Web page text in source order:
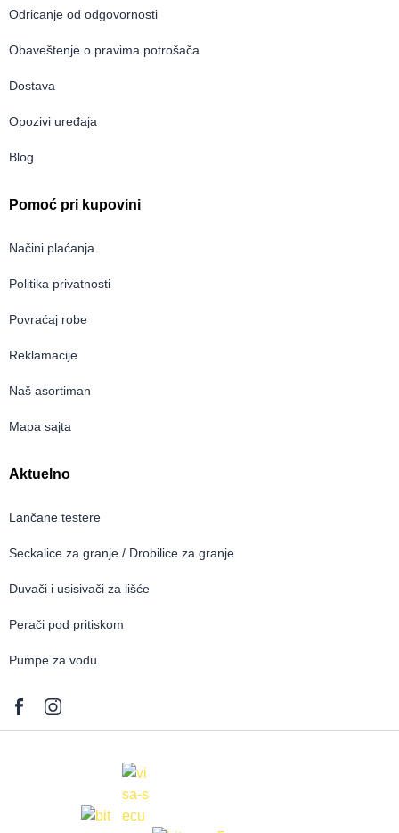
Odricanje od odgovornosti
Obaveštenje o pravima potrošača
Dostava
Opozivi uređaja
Blog
Pomoć pri kupovini
Načini plaćanja
Politika privatnosti
Povraćaj robe
Reklamacije
Naš asortiman
Mapa sajta
Aktuelno
Lančane testere
Seckalice za granje / Drobilice za granje
Duvači i usisivači za lišće
Perači pod pritiskom
Pumpe za vodu